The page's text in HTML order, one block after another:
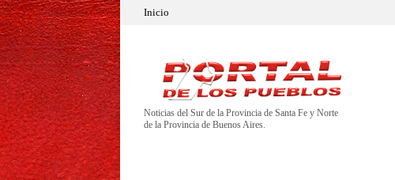
Inicio
Noticias del Sur de la Provincia de Santa Fe y Norte
de la Provincia de Buenos Aires.